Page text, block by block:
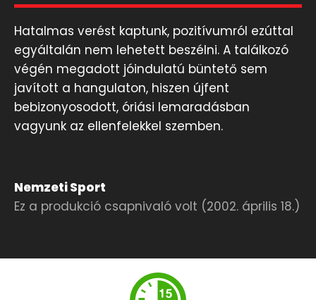
Hatalmas verést kaptunk, pozitívumról ezúttal
egyáltalán nem lehetett beszélni. A találkozó
végén megadott jóindulatú büntető sem
javított a hangulaton, hiszen újfent
bebizonyosodott, óriási lemaradásban
vagyunk az ellenfelekkel szemben.
Nemzeti Sport
Ez a produkció csapnivaló volt (2002. április 18.)